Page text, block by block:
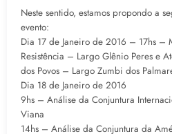
Neste sentido, estamos propondo a
evento:
Dia 17 de Janeiro de 2016 – 17hs –
Resistência – Largo Glênio Peres e
dos Povos – Largo Zumbi dos
Dia 18 de Janeiro de 2016
9hs – Análise da Conjuntura
Viana
14hs – Análise da Conjuntura da